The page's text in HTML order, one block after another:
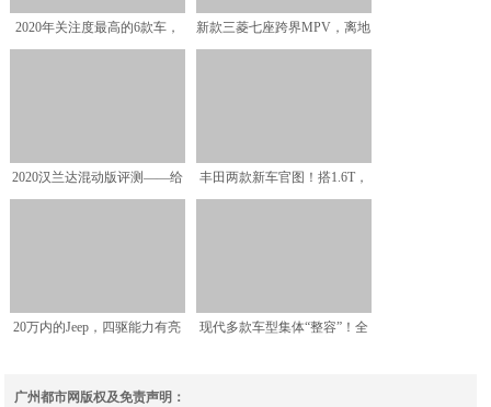
2020年关注度最高的6款车，
新款三菱七座跨界MPV，离地
2020汉兰达混动版评测——给
丰田两款新车官图！搭1.6T，
20万内的Jeep，四驱能力有亮
现代多款车型集体“整容”！全
广州都市网版权及免责声明：